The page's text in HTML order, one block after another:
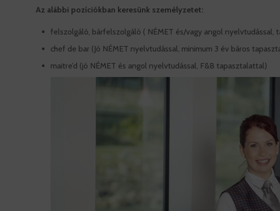
Az alábbi pozíciókban keresünk személyzetet:
felszolgáló, bárfelszolgáló ( NÉMET és/vagy angol nyelvtudással,
chef de bar (Jó NÉMET nyelvtudással, minimum 3 év báros
maitre’d (jó NÉMET és angol nyelvtudással, F&B tapasztalattal)